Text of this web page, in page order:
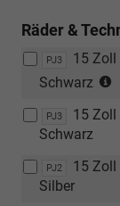
Adapter
oder
[PTZ]
Räder &
PJ3
15 Zoll
Schwarz
PJ3
15 Zoll
Schwarz
PJ2
15 Zoll
Silber